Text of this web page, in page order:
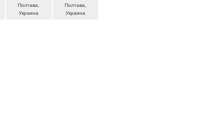
Полтава,
Украина
Полтава,
Украина